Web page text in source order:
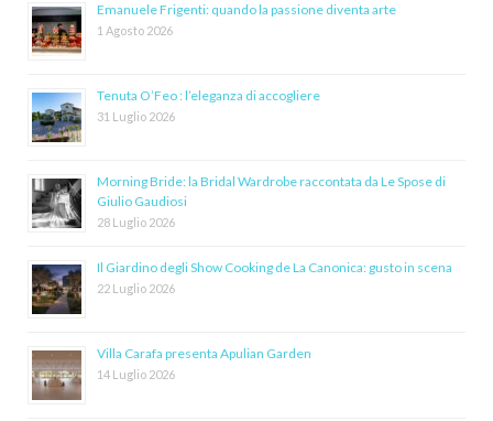
Emanuele Frigenti: quando la passione diventa arte
1 Agosto 2026
Tenuta O’Feo : l’eleganza di accogliere
31 Luglio 2026
Morning Bride: la Bridal Wardrobe raccontata da Le Spose di
Giulio Gaudiosi
28 Luglio 2026
Il Giardino degli Show Cooking de La Canonica: gusto in scena
22 Luglio 2026
Villa Carafa presenta Apulian Garden
14 Luglio 2026